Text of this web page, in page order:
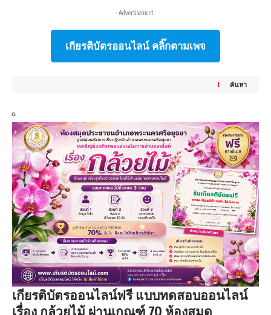
- Advertisement -
เกียรติบัตรออนไลน์ คลิ๊กตามเพจ
ค้นหา
เกียรติบัตรออนไลน์ฟรี แบบทดสอบออนไลน์
เรื่อง กล้วยไม้ ผ่านเกณฑ์ 70 ห้องสมุด